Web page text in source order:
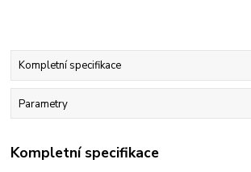
Kompletní specifikace
Parametry
Kompletní specifikace